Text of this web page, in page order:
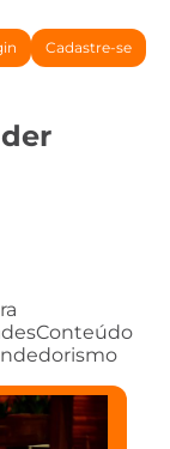
Cadastre-se
Conteúdo